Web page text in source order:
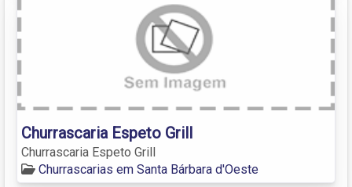
Churrascaria Espeto Grill
Churrascaria Espeto Grill
Churrascarias em Santa Bárbara d'Oeste